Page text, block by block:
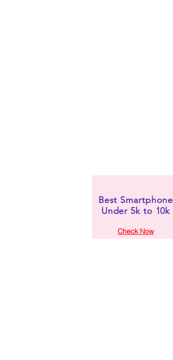
Best Smartphone
Under 5k to 10k
Check Now